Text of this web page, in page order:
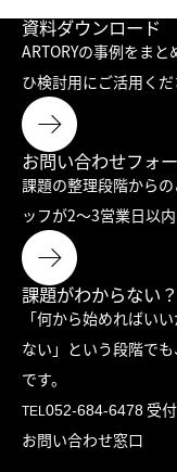
資料ダウンロード
ARTORYの事例をまと
ひ検討用にご活用くだ
お問い合わせフォ
課題の整理段階からの
ッフが2〜3営業日以内
課題がわからない？
「何から始めればい
ない」 という段階で
です。
TEL 052-684-6478 受
お問い合わせ窓口